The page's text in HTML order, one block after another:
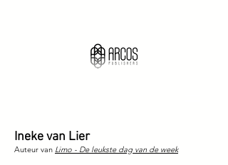
Ineke van Lier
Auteur van Limo - De leukste dag van de week